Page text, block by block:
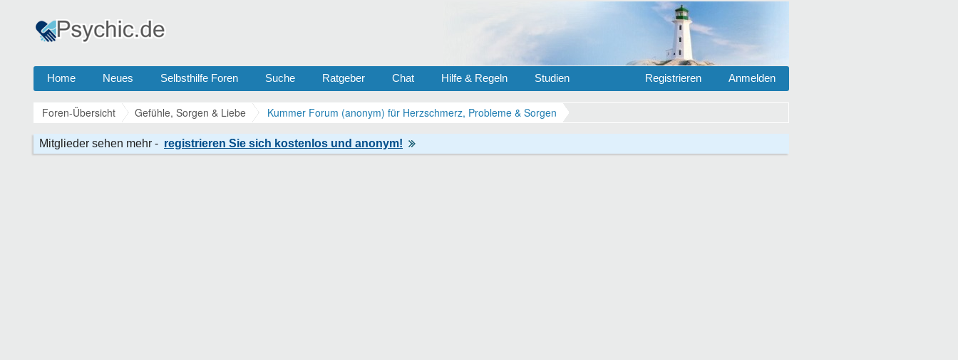
Home Neues Selbsthilfe Foren Suche Ratgeber Chat Hilfe & Regeln Studien Anmelden
Registrieren
Foren-Übersicht Gefühle, Sorgen & Liebe Kummer Forum (anonym) für Herzschmerz, Probleme & Sorgen